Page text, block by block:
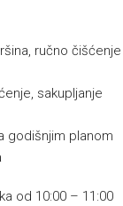
ručno čišćenje
sakupljanje
godišnjim planom
od 10:00 – 11:00